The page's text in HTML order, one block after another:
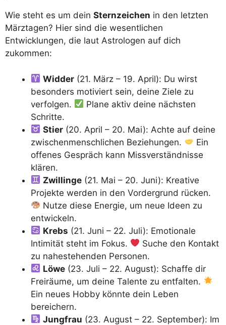
Wie steht es um dein Sternzeichen in den letzten
Märztagen? Hier sind die wesentlichen
Entwicklungen, die laut Astrologen auf dich
zukommen:
Widder (21. März – 19. April): Du wirst
besonders motiviert sein, deine Ziele zu
verfolgen.
Plane aktiv deine nächsten
Schritte.
Stier (20. April – 20. Mai): Achte auf deine
zwischenmenschlichen Beziehungen.
Ein
offenes Gespräch kann Missverständnisse
klären.
Zwillinge (21. Mai – 20. Juni): Kreative
Projekte werden in den Vordergrund rücken.
Nutze diese Energie, um neue Ideen zu
entwickeln.
Krebs (21. Juni – 22. Juli): Emotionale
Intimität steht im Fokus.
Suche den Kontakt
zu nahestehenden Personen.
Löwe (23. Juli – 22. August): Schaffe dir
Freiräume, um deine Talente zu entfalten.
Ein neues Hobby könnte dein Leben
bereichern.
Jungfrau (23. August – 22. September): Im